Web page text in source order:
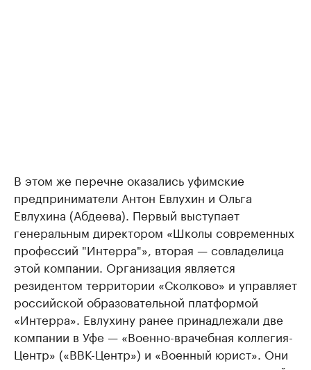
В этом же перечне оказались уфимские
предприниматели Антон Евлухин и Ольга
Евлухина (Абдеева). Первый выступает
генеральным директором «Школы современных
профессий "Интерра"», вторая — совладелица
этой компании. Организация является
резидентом территории «Сколково» и управляет
российской образовательной платформой
«Интерра». Евлухину ранее принадлежали две
компании в Уфе — «Военно-врачебная коллегия-
Центр» («ВВК-Центр») и «Военный юрист». Они